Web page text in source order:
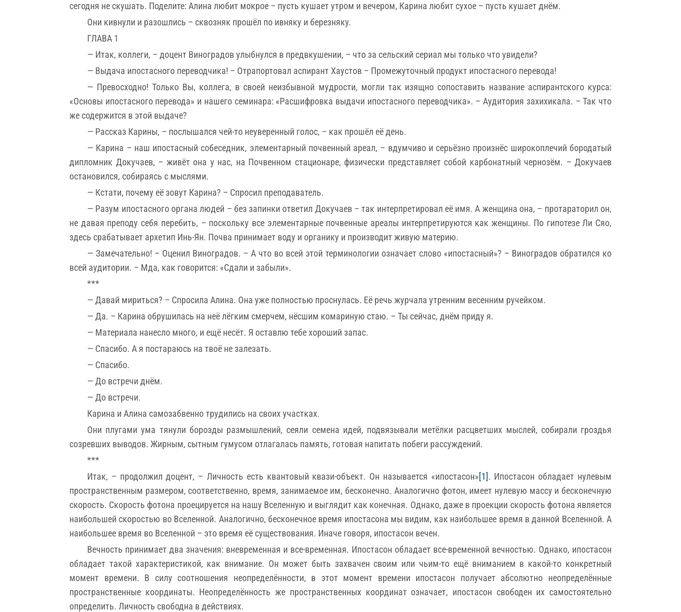
сегодня не скушать. Поделите: Алина любит мокрое – пусть кушает утром и вечером, Карина любит сухое – пусть кушает днём.
Они кивнули и разошлись – сквозняк прошёл по ивняку и березняку.
ГЛАВА 1
— Итак, коллеги, – доцент Виноградов улыбнулся в предвкушении, – что за сельский сериал мы только что увидели?
— Выдача ипостасного переводчика! – Отрапортовал аспирант Хаустов – Промежуточный продукт ипостасного перевода!
— Превосходно! Только Вы, коллега, в своей неизбывной мудрости, могли так изящно сопоставить название аспирантского курса:
«Основы ипостасного перевода» и нашего семинара: «Расшифровка выдачи ипостасного переводчика». – Аудитория захихикала. – Так что
же содержится в этой выдаче?
— Рассказ Карины, – послышался чей-то неуверенный голос, – как прошёл её день.
— Карина – наш ипостасный собеседник, элементарный почвенный ареал, – вдумчиво и серьёзно произнёс широкоплечий бородатый
дипломник Докучаев, – живёт она у нас, на Почвенном стационаре, физически представляет собой карбонатный чернозём. – Докучаев
остановился, собираясь с мыслями.
— Кстати, почему её зовут Карина? – Спросил преподаватель.
— Разум ипостасного органа людей – без запинки ответил Докучаев – так интерпретировал её имя. А женщина она, – протараторил он,
не давая преподу себя перебить, – поскольку все элементарные почвенные ареалы интерпретируются как женщины. По гипотезе Ли Сяо,
здесь срабатывает архетип Инь-Ян. Почва принимает воду и органику и производит живую материю.
— Замечательно! – Оценил Виноградов. – А что во всей этой терминологии означает слово «ипостасный»? – Виноградов обратился ко
всей аудитории. – Мда, как говорится: «Сдали и забыли».
***
— Давай мириться? – Спросила Алина. Она уже полностью проснулась. Её речь журчала утренним весенним ручейком.
— Да. – Карина обрушилась на неё лёгким смерчем, нёсшим комариную стаю. – Ты сейчас, днём приду я.
— Материала нанесло много, и ещё несёт. Я оставлю тебе хороший запас.
— Спасибо. А я постараюсь на твоё не залезать.
— Спасибо.
— До встречи днём.
— До встречи.
Карина и Алина самозабвенно трудились на своих участках.
Они плугами ума тянули борозды размышлений, сеяли семена идей, подвязывали метёлки расцветших мыслей, собирали гроздья
созревших выводов. Жирным, сытным гумусом отлагалась память, готовая напитать побеги рассуждений.
***
Итак, – продолжил доцент, – Личность есть квантовый квази-объект. Он называется «ипостасон»[1]. Ипостасон обладает нулевым
пространственным размером, соответственно, время, занимаемое им, бесконечно. Аналогично фотон, имеет нулевую массу и бесконечную
скорость. Скорость фотона проецируется на нашу Вселенную и выглядит как конечная. Однако, даже в проекции скорость фотона является
наибольшей скоростью во Вселенной. Аналогично, бесконечное время ипостасона мы видим, как наибольшее время в данной Вселенной. А
наибольшее время во Вселенной – это время её существования. Иначе говоря, ипостасон вечен.
Вечность принимает два значения: вневременная и все-временная. Ипостасон обладает все-временной вечностью. Однако, ипостасон
обладает такой характеристикой, как внимание. Он может быть захвачен своим или чьим-то ещё вниманием в какой-то конкретный
момент времени. В силу соотношения неопределённости, в этот момент времени ипостасон получает абсолютно неопределённые
пространственные координаты. Неопределённость же пространственных координат означает, ипостасон свободен их самостоятельно
определить. Личность свободна в действиях.